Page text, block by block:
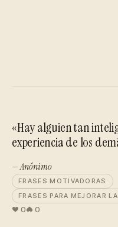
«Hay alguien tan
experiencia de los
— Anónimo
FRASES MOTIVADORAS
FRASES PARA MEJORAR
0 0